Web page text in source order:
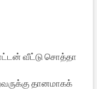
வீட்டு சொத்தா
தானமாகக்